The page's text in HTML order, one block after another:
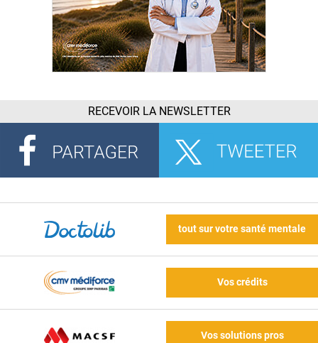
RECEVOIR LA NEWSLETTER
tout sur votre santé mentale
Vos crédits
Vos solutions pros